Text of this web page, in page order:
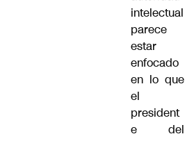
intelectual
parece
estar
enfocado
en lo que
el
president
e del